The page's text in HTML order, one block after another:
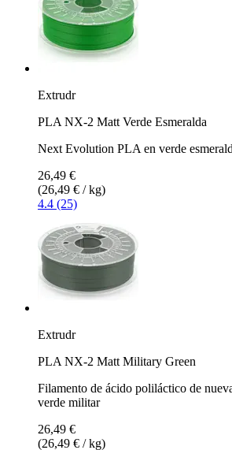
Extrudr
PLA NX-2 Matt Verde Esmeralda
Next Evolution PLA en verde
26,49 €
(26,49 € / kg)
4.4 (25)
Extrudr
PLA NX-2 Matt Military Green
Filamento de ácido poliláctico de
verde militar
26,49 €
(26,49 € / kg)